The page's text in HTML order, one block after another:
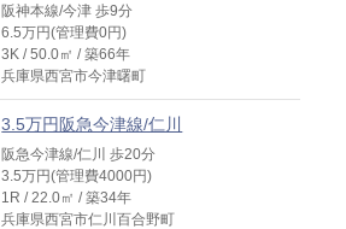
阪神本線/今津 歩9分
6.5万円(管理費0円)
3K / 50.0㎡ / 築66年
兵庫県西宮市今津曙町
3.5万円阪急今津線/仁川
阪急今津線/仁川 歩20分
3.5万円(管理費4000円)
1R / 22.0㎡ / 築34年
兵庫県西宮市仁川百合野町